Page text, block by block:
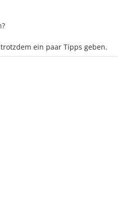
ein paar Tipps geben.